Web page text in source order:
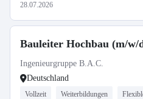
28.07.2026
Bauleiter Hochbau (m/w/
Ingenieurgruppe B.A.C.
Deutschland
Vollzeit Weiterbildungen